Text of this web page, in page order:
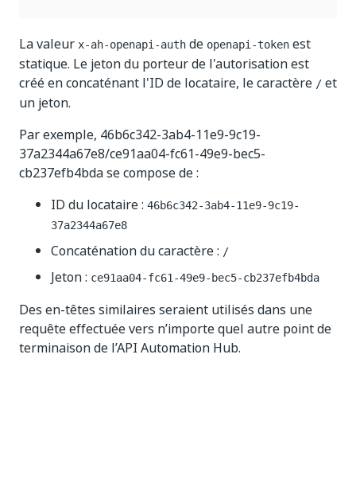
La valeur x-ah-openapi-auth de openapi-token est
statique. Le jeton du porteur de l'autorisation est
créé en concaténant l'ID de locataire, le caractère / et
un jeton.
Par exemple, 46b6c342-3ab4-11e9-9c19-
37a2344a67e8/ce91aa04-fc61-49e9-bec5-
cb237efb4bda se compose de :
ID du locataire : 46b6c342-3ab4-11e9-9c19-
37a2344a67e8
Concaténation du caractère : /
Jeton : ce91aa04-fc61-49e9-bec5-cb237efb4bda
Des en-têtes similaires seraient utilisés dans une
requête effectuée vers n’importe quel autre point de
terminaison de l’API Automation Hub.